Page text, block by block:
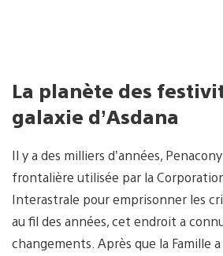
La planète des
galaxie d’Asdana
Il y a des milliers d’années,
frontalière utilisée par la
Interastrale pour emprisonner les
au fil des années, cet endroit a
changements. Après que la Famille